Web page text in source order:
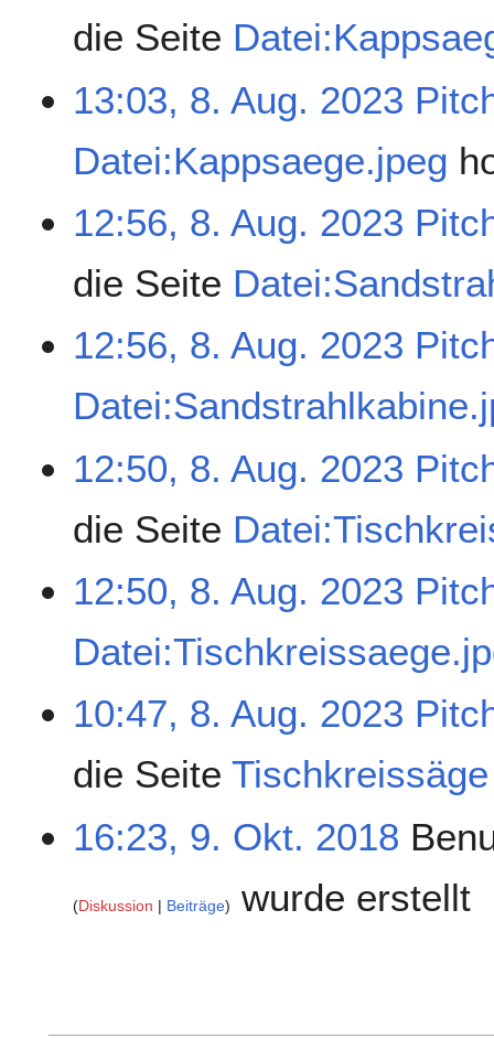
die Seite
13:03, 8. Aug. 2023
Datei:Kappsaege.jpeg
12:56, 8. Aug. 2023
die Seite
12:56, 8. Aug. 2023
12:50, 8. Aug. 2023
die Seite
12:50, 8. Aug. 2023
10:47, 8. Aug. 2023
die SeiteTischkreissäge
16:23, 9. Okt. 2018
Diskussion Beiträge wurde erstellt